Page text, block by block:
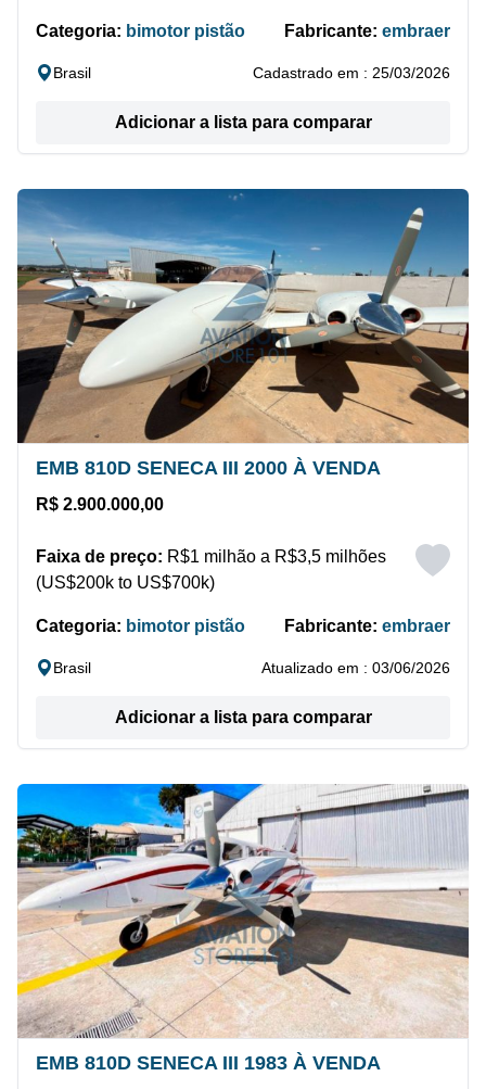
Categoria: bimotor pistão Fabricante: embraer
Brasil Cadastrado em : 25/03/2026
Adicionar a lista para comparar
EMB 810D SENECA III 2000 À VENDA
R$ 2.900.000,00
Faixa de preço: R$1 milhão a R$3,5 milhões
(US$200k to US$700k)
Categoria: bimotor pistão Fabricante: embraer
Brasil Atualizado em : 03/06/2026
Adicionar a lista para comparar
EMB 810D SENECA III 1983 À VENDA